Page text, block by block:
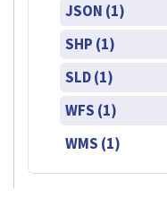
JSON (1)
SHP (1)
SLD (1)
WFS (1)
WMS (1)